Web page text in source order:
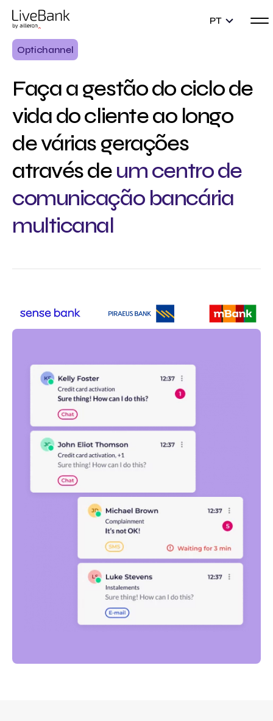
PT
Optichannel
Faça a gestão do ciclo de
vida do cliente ao longo
de várias gerações
através deum centro de
comunicação bancária
multicanal